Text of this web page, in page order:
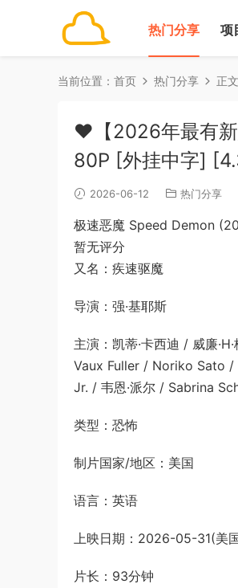
热门分享 项
当前位置： 首页 热门分享 正文
❤️【2026年最有新
80P [外挂中字]
2026-06-12 热门分享
极速恶魔 Speed Demon
暂无评分
又名：疾速驱魔
导演：强·基耶斯
主演：凯蒂·卡西迪 / 威廉
Vaux Fuller / Noriko Sato
Jr. / 韦恩·派尔 / Sabrina
类型：恐怖
制片国家/地区：美国
语言：英语
上映日期：2026-05-31(美
片长：93分钟